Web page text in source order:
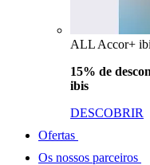
ALL Accor+
15% de
ibis
DESCOBRIR
Ofertas
Os nossos parceiros